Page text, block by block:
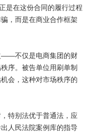
是在这份合同的履行过程
，而是在商业合作框架
不仅是电商集团的财
序。被告单位用刷单制
会，这种对市场秩序的
特别法优于普通法，应
人民法院案例库的指导